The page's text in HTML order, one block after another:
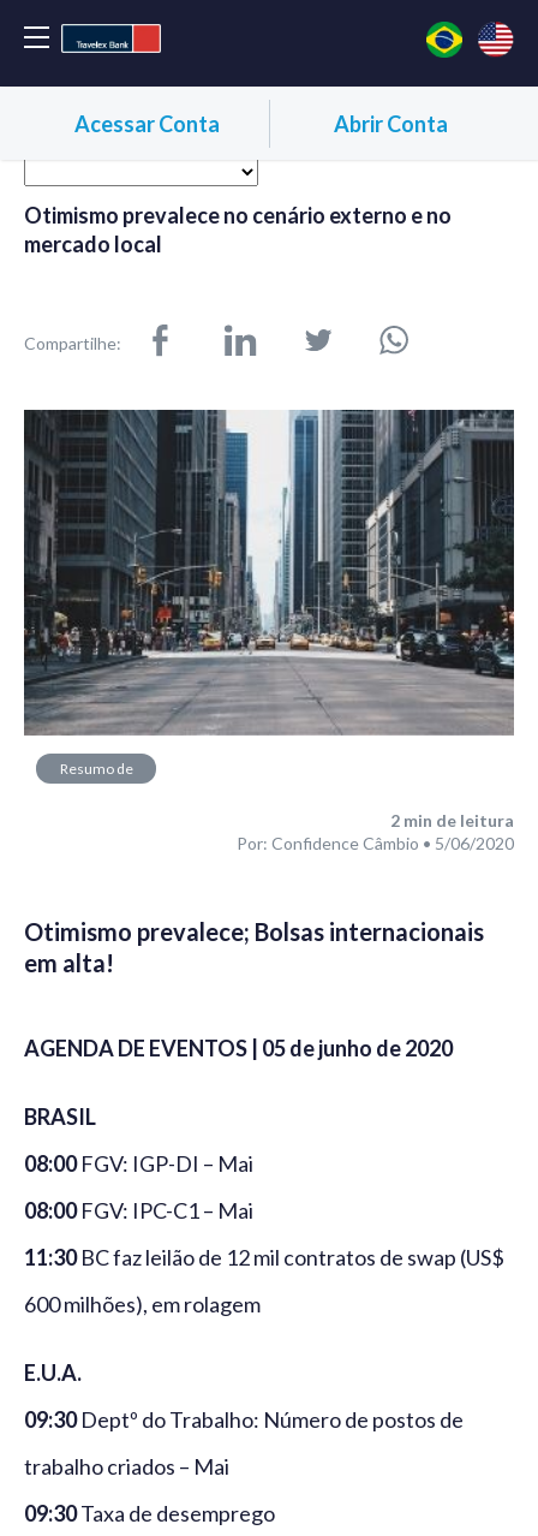
Acessar Conta Abrir Conta
Otimismo prevalece no cenário externo e no
mercado local
Compartilhe:
Resumo de
2 min de leitura
Por: Confidence Câmbio • 5/06/2020
Otimismo prevalece; Bolsas internacionais
em alta!
AGENDA DE EVENTOS | 05 de junho de 2020
BRASIL
08:00FGV: IGP-DI – Mai
08:00FGV: IPC-C1 – Mai
11:30BC faz leilão de 12 mil contratos de swap (US$
600 milhões), em rolagem
E.U.A.
09:30Deptº do Trabalho: Número de postos de
trabalho criados – Mai
09:30Taxa de desemprego